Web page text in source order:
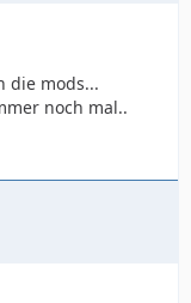
die mods...
noch mal..